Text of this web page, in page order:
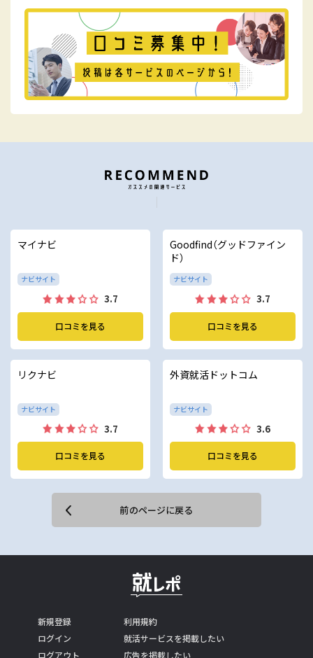
マイナビ
ナビサイト
3.7
口コミを見る
Goodfind（グッドファイン
ド）
ナビサイト
3.7
口コミを見る
リクナビ
ナビサイト
3.7
口コミを見る
外資就活ドットコム
ナビサイト
3.6
口コミを見る
前のページに戻る
新規登録
ログイン
ログアウト
利用規約
就活サービスを掲載したい
広告を掲載したい